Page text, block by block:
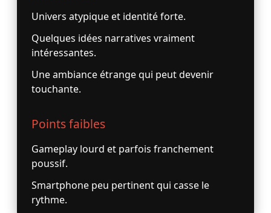
Univers atypique et identité forte.
Quelques idées narratives vraiment
intéressantes.
Une ambiance étrange qui peut devenir
touchante.
Points faibles
Gameplay lourd et parfois franchement
poussif.
Smartphone peu pertinent qui casse le
rythme.